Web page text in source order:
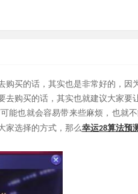
购买的话，其实也是非常好的，
购买的话，其实也就建议大家
能也就会容易带来些麻烦，也就
家选择的方式，那么幸运28算法预